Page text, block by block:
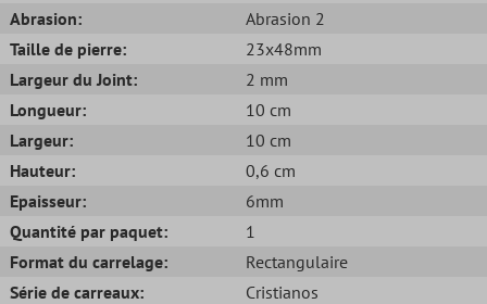
Abrasion:
Abrasion 2
Taille de pierre:
23x48mm
Largeur du Joint:
2 mm
Longueur:
10 cm
Largeur:
10 cm
Hauteur:
0,6 cm
Epaisseur:
6mm
Quantité par paquet:
1
Format du carrelage:
Rectangulaire
Série de carreaux:
Cristianos